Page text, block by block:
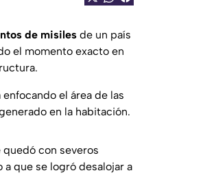
de misiles de un país
el momento exacto en
enfocando el área de las
en la habitación.
quedó con severos
que se logró desalojar a